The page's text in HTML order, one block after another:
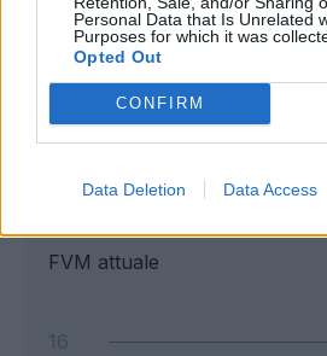
Personal Data that Is Unrelated
Purposes for which it was
Opted Out
CONFIRM
Data Deletion Data Access
Andamento FantaValore di
FVM attuale
16